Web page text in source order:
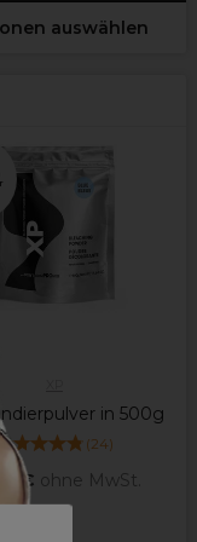
auswählen
in 500g
(24)
€ ohne MwSt.